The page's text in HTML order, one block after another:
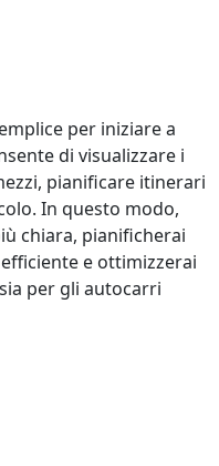
per iniziare a
di visualizzare i
pianificare itinerari
In questo modo,
chiara, pianificherai
e ottimizzerai
per gli autocarri